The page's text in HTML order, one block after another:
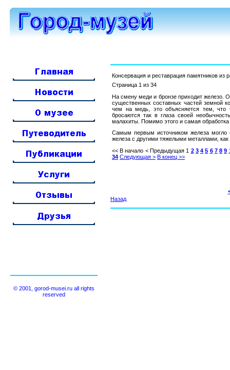
© 2001, gorod-musei.ru all rights
reserved
Консервация и реставрация памятников из
Страница 1 из 34
На смену меди и бронзе приходит железо.
существенных составных частей земной
чем на медь, это объясняется тем, что
бросаются так в глаза своей
малахиты. Помимо этого и самая
Самым первым источником железа могло
железа с другими тяжелыми металлами,
<< В начало < Предыдущая 1 2 3 4 5 6 7 8 9
34 Следующая > В конец >>
Назад